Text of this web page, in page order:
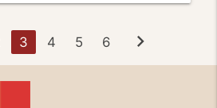
3 4 5 6 chevron_right